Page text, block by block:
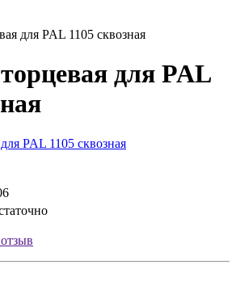
для PAL 1105 сквозная
для PAL